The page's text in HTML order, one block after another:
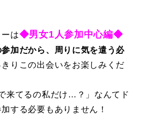
は◆男女1人参加中心編◆
加だから、周りに気を遣う必
りこの出会いをお楽しみくだ
来てるの私だけ…？」なんてド
する必要もありません！